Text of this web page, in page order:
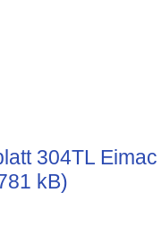
304TL
kB)